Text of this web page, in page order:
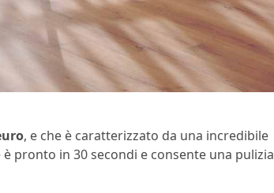
, e che è caratterizzato da una incredibile
pronto in 30 secondi e consente una pulizia